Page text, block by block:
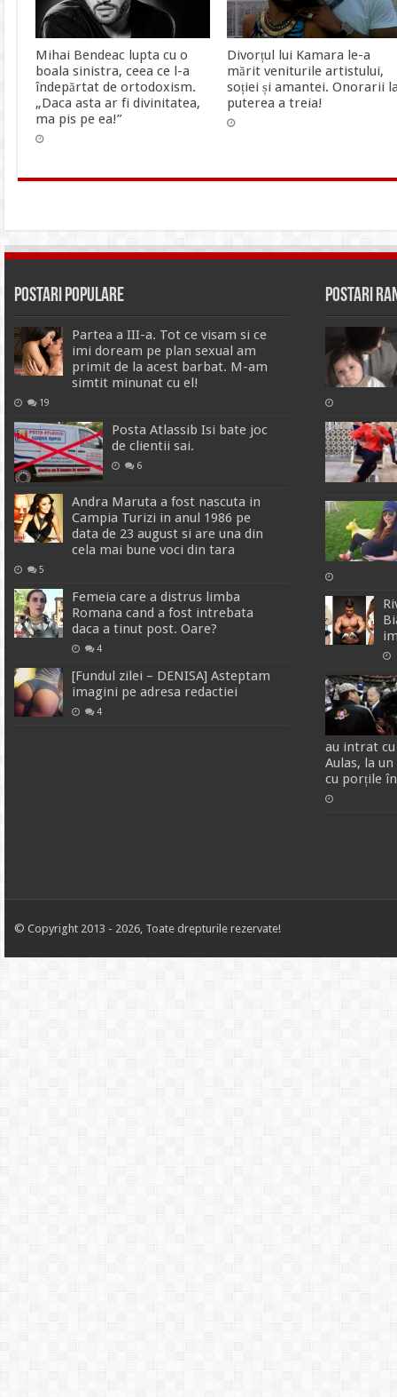
Mihai Bendeac lupta cu o
boala sinistra, ceea ce l-a
îndepărtat de ortodoxism.
„Daca asta ar fi divinitatea,
ma pis pe ea!”
Divorțul lui Kamara le-a
mărit veniturile artistului,
soției și amantei. Onorarii
puterea a treia!
Postari Populare
Partea a III-a. Tot ce visam si ce
imi doream pe plan sexual am
primit de la acest barbat. M-am
simtit minunat cu el!
19
Posta Atlassib Isi bate joc
de clientii sai.
6
Andra Maruta a fost nascuta in
Campia Turizi in anul 1986 pe
data de 23 august si are una din
cela mai bune voci din tara
5
Femeia care a distrus limba
Romana cand a fost intrebata
daca a tinut post. Oare?
4
[Fundul zilei – DENISA] Asteptam
imagini pe adresa redactiei
4
Postari
au intrat
Aulas, la
cu porțile
© Copyright 2013 - 2026, Toate drepturile rezervate!